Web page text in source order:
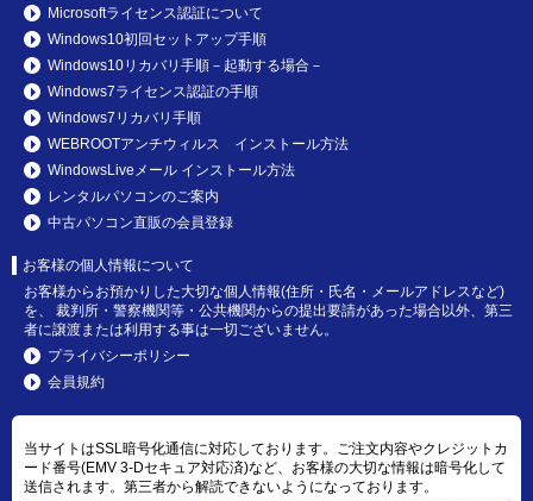
Microsoftライセンス認証について
Windows10初回セットアップ手順
Windows10リカバリ手順－起動する場合－
Windows7ライセンス認証の手順
Windows7リカバリ手順
WEBROOTアンチウィルス インストール方法
WindowsLiveメール インストール方法
レンタルパソコンのご案内
中古パソコン直販の会員登録
お客様の個人情報について
お客様からお預かりした大切な個人情報(住所・氏名・メールアドレスなど)
を、 裁判所・警察機関等・公共機関からの提出要請があった場合以外、第三
者に譲渡または利用する事は一切ございません。
プライバシーポリシー
会員規約
当サイトはSSL暗号化通信に対応しております。ご注文内容やクレジットカ
ード番号(EMV 3-Dセキュア対応済)など、お客様の大切な情報は暗号化して
送信されます。第三者から解読できないようになっております。